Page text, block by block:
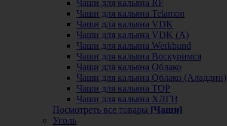
Чаши для кальяна RF
Чаши для кальяна Telamon
Чаши для кальяна VDK
Чаши для кальяна VDK (А)
Чаши для кальяна Werkbund
Чаши для кальяна Воскуримся
Чаши для кальяна Облако
Чаши для кальяна Облако (Аладдин)
Чаши для кальяна ТОР
Чаши для кальяна ХЛГН
Посмотреть все товары [Чаши]
Уголь